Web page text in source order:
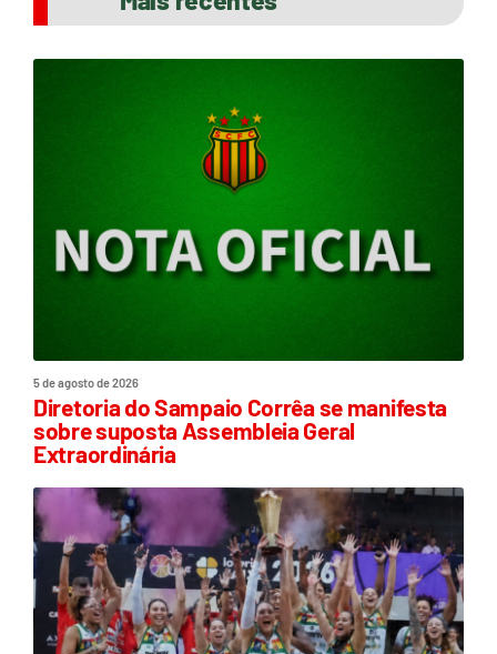
5 de agosto de 2026
Diretoria do Sampaio Corrêa se manifesta
sobre suposta Assembleia Geral
Extraordinária